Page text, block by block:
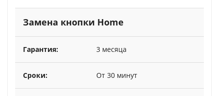
Замена кнопки Home
3 месяца
От 30 минут